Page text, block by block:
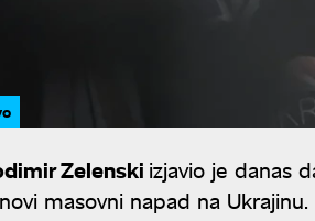
Zelenski izjavio je danas
masovni napad na Ukrajinu.